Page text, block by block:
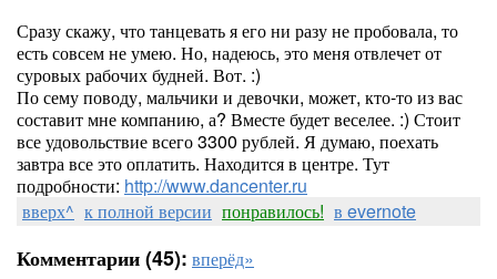
Сразу скажу, что танцевать я его ни разу не пробовала, то
есть совсем не умею. Но, надеюсь, это меня отвлечет от
суровых рабочих будней. Вот. :)
По сему поводу, мальчики и девочки, может, кто-то из вас
составит мне компанию, а? Вместе будет веселее. :) Стоит
все удовольствие всего 3300 рублей. Я думаю, поехать
завтра все это оплатить. Находится в центре. Тут
подробности: http://www.dancenter.ru
вверх^ к полной версии понравилось! в evernote
Комментарии (45): вперёд»